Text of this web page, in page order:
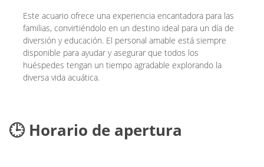
Este acuario ofrece una experiencia encantadora para las
familias, convirtiéndolo en un destino ideal para un día de
diversión y educación. El personal amable está siempre
disponible para ayudar y asegurar que todos los
huéspedes tengan un tiempo agradable explorando la
diversa vida acuática.
🕒 Horario de apertura